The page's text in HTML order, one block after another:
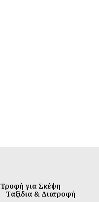
Τροφή για Σκέψη
Ταξίδια & Διατροφή